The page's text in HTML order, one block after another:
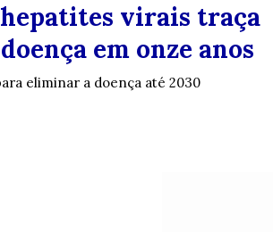
virais traça
em onze anos
eliminar a doença até 2030